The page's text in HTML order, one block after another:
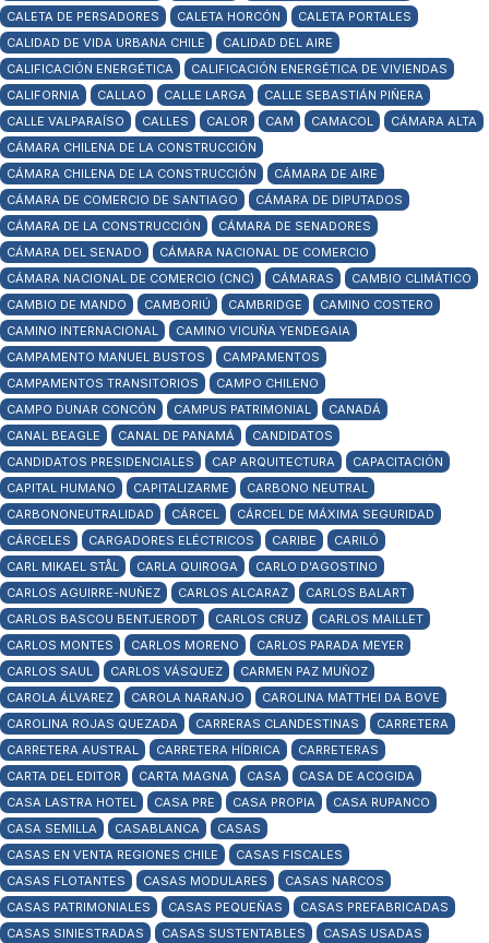
CALETA DE PERSADORES
CALETA HORCÓN
CALETA PORTALES
CALIDAD DE VIDA URBANA CHILE
CALIDAD DEL AIRE
CALIFICACIÓN ENERGÉTICA
CALIFICACIÓN ENERGÉTICA DE VIVIENDAS
CALIFORNIA
CALLAO CALLE LARGA
CALLE SEBASTIÁN PIÑERA
CALLE VALPARAÍSO
CALLES CALOR CAM CAMACOL
CÁMARA ALTA
CÁMARA CHILENA DE LA CONSTRUCCIÓN
CÁMARA CHILENA DE LA CONSTRUCCIÓN
CÁMARA DE AIRE
CÁMARA DE COMERCIO DE SANTIAGO
CÁMARA DE DIPUTADOS
CÁMARA DE LA CONSTRUCCIÓN
CÁMARA DE SENADORES
CÁMARA DEL SENADO
CÁMARA NACIONAL DE COMERCIO
CÁMARA NACIONAL DE COMERCIO (CNC)
CÁMARAS
CAMBIO CLIMÁTICO
CAMBIO DE MANDO
CAMBORIÚ CAMBRIDGE
CAMINO COSTERO
CAMINO INTERNACIONAL
CAMINO VICUÑA YENDEGAIA
CAMPAMENTO MANUEL BUSTOS
CAMPAMENTOS
CAMPAMENTOS TRANSITORIOS
CAMPO CHILENO
CAMPO DUNAR CONCÓN
CAMPUS PATRIMONIAL
CANADÁ
CANAL BEAGLE
CANAL DE PANAMÁ
CANDIDATOS
CANDIDATOS PRESIDENCIALES
CAP ARQUITECTURA
CAPACITACIÓN
CAPITAL HUMANO
CAPITALIZARME
CARBONO NEUTRAL
CARBONONEUTRALIDAD
CÁRCEL
CÁRCEL DE MÁXIMA SEGURIDAD
CÁRCELES
CARGADORES ELÉCTRICOS CARIBE
CARILÓ
CARL MIKAEL STÅL
CARLA QUIROGA
CARLO D'AGOSTINO
CARLOS AGUIRRE-NUÑEZ
CARLOS ALCARAZ
CARLOS BALART
CARLOS BASCOU BENTJERODT
CARLOS CRUZ
CARLOS MAILLET
CARLOS MONTES
CARLOS MORENO
CARLOS PARADA MEYER
CARLOS SAUL
CARLOS VÁSQUEZ
CARMEN PAZ MUÑOZ
CAROLA ÁLVAREZ
CAROLA NARANJO
CAROLINA MATTHEI DA BOVE
CAROLINA ROJAS QUEZADA
CARRERAS CLANDESTINAS
CARRETERA
CARRETERA AUSTRAL
CARRETERA HÍDRICA
CARRETERAS
CARTA DEL EDITOR
CARTA MAGNA CASA
CASA DE ACOGIDA
CASA LASTRA HOTEL
CASA PRE CASA PROPIA
CASA RUPANCO
CASA SEMILLA
CASABLANCA
CASAS
CASAS EN VENTA REGIONES CHILE
CASAS FISCALES
CASAS FLOTANTES
CASAS MODULARES
CASAS NARCOS
CASAS PATRIMONIALES
CASAS PEQUEÑAS
CASAS PREFABRICADAS
CASAS SINIESTRADAS
CASAS SUSTENTABLES
CASAS USADAS